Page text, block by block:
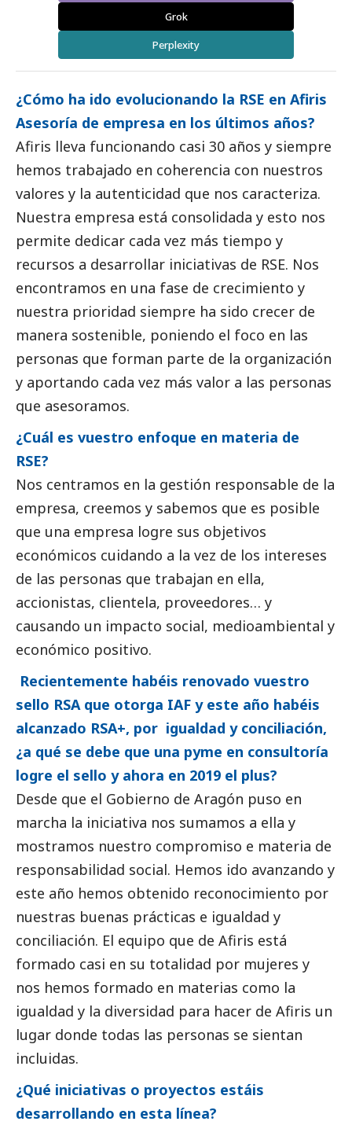
Grok
Perplexity
¿Cómo ha ido evolucionando la RSE en Afiris
Asesoría de empresa en los últimos años?
Afiris lleva funcionando casi 30 años y siempre
hemos trabajado en coherencia con nuestros
valores y la autenticidad que nos caracteriza.
Nuestra empresa está consolidada y esto nos
permite dedicar cada vez más tiempo y
recursos a desarrollar iniciativas de RSE. Nos
encontramos en una fase de crecimiento y
nuestra prioridad siempre ha sido crecer de
manera sostenible, poniendo el foco en las
personas que forman parte de la organización
y aportando cada vez más valor a las personas
que asesoramos.
¿Cuál es vuestro enfoque en materia de
RSE?
Nos centramos en la gestión responsable de la
empresa, creemos y sabemos que es posible
que una empresa logre sus objetivos
económicos cuidando a la vez de los intereses
de las personas que trabajan en ella,
accionistas, clientela, proveedores… y
causando un impacto social, medioambiental y
económico positivo.
Recientemente habéis renovado vuestro
sello RSA que otorga IAF y este año habéis
alcanzado RSA+, por igualdad y conciliación,
¿a qué se debe que una pyme en consultoría
logre el sello y ahora en 2019 el plus?
Desde que el Gobierno de Aragón puso en
marcha la iniciativa nos sumamos a ella y
mostramos nuestro compromiso e materia de
responsabilidad social. Hemos ido avanzando y
este año hemos obtenido reconocimiento por
nuestras buenas prácticas e igualdad y
conciliación. El equipo que de Afiris está
formado casi en su totalidad por mujeres y
nos hemos formado en materias como la
igualdad y la diversidad para hacer de Afiris un
lugar donde todas las personas se sientan
incluidas.
¿Qué iniciativas o proyectos estáis
desarrollando en esta línea?